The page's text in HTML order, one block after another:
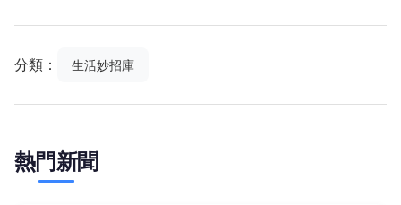
分類： 生活妙招庫
熱門新聞